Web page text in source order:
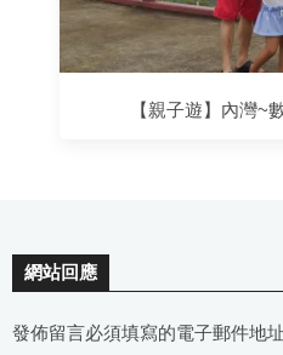
【親子遊】內灣~
網站回應
發佈留言必須填寫的電子郵件地